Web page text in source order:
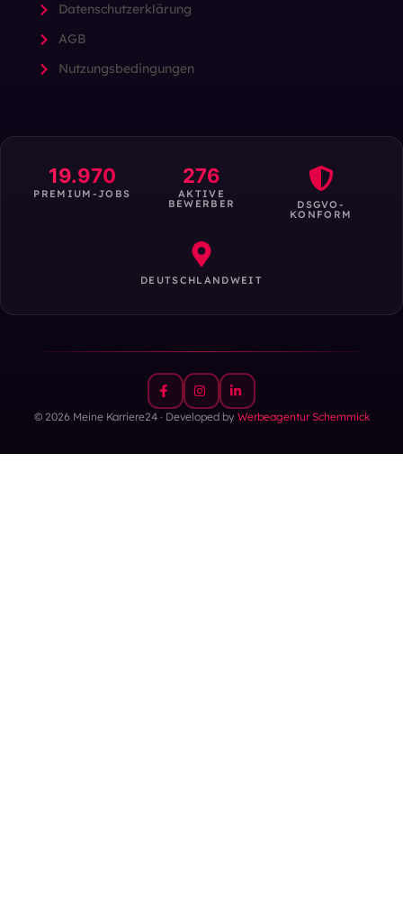
Datenschutzerklärung
AGB
Nutzungsbedingungen
19.970
PREMIUM-JOBS
276
AKTIVE
BEWERBER DSGVO-
KONFORM
DEUTSCHLANDWEIT
© 2026 Meine Karriere24 · Developed by Werbeagentur Schemmick